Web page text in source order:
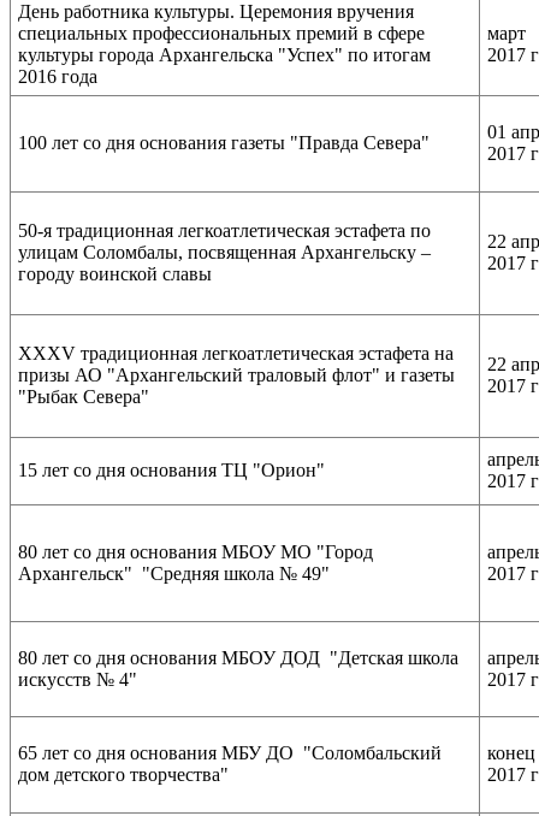
День работника культуры. Церемония вручения
специальных профессиональных премий в сфере
культуры города Архангельска "Успех" по итогам
2016 года
март
2017
100 лет со дня основания газеты "Правда Севера"
01
2017
50-я традиционная легкоатлетическая эстафета по
улицам Соломбалы, посвященная Архангельску –
городу воинской славы
22
2017
XXXV традиционная легкоатлетическая эстафета на
призы АО "Архангельский траловый флот" и газеты
"Рыбак Севера"
22
2017
15 лет со дня основания ТЦ "Орион"
2017
80 лет со дня основания МБОУ МО "Город
Архангельск" "Средняя школа № 49"
2017
80 лет со дня основания МБОУ ДОД "Детская школа
искусств № 4"
2017
65 лет со дня основания МБУ ДО "Соломбальский
дом детского творчества"
конец
2017